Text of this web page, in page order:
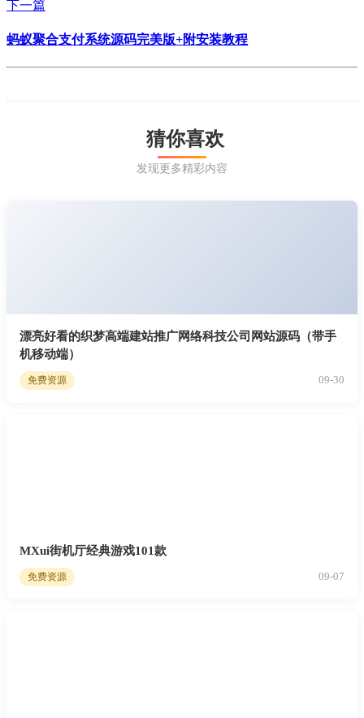
下一篇
蚂蚁聚合支付系统源码完美版+附安装教程
猜你喜欢
发现更多精彩内容
漂亮好看的织梦高端建站推广网络科技公司网站源码（带手
机移动端）
免费资源 09-30
MXui街机厅经典游戏101款
免费资源 09-07